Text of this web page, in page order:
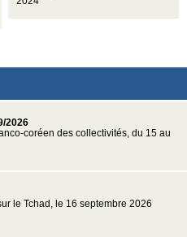
2026
coréen des collectivités, du 15 au
le Tchad, le 16 septembre 2026